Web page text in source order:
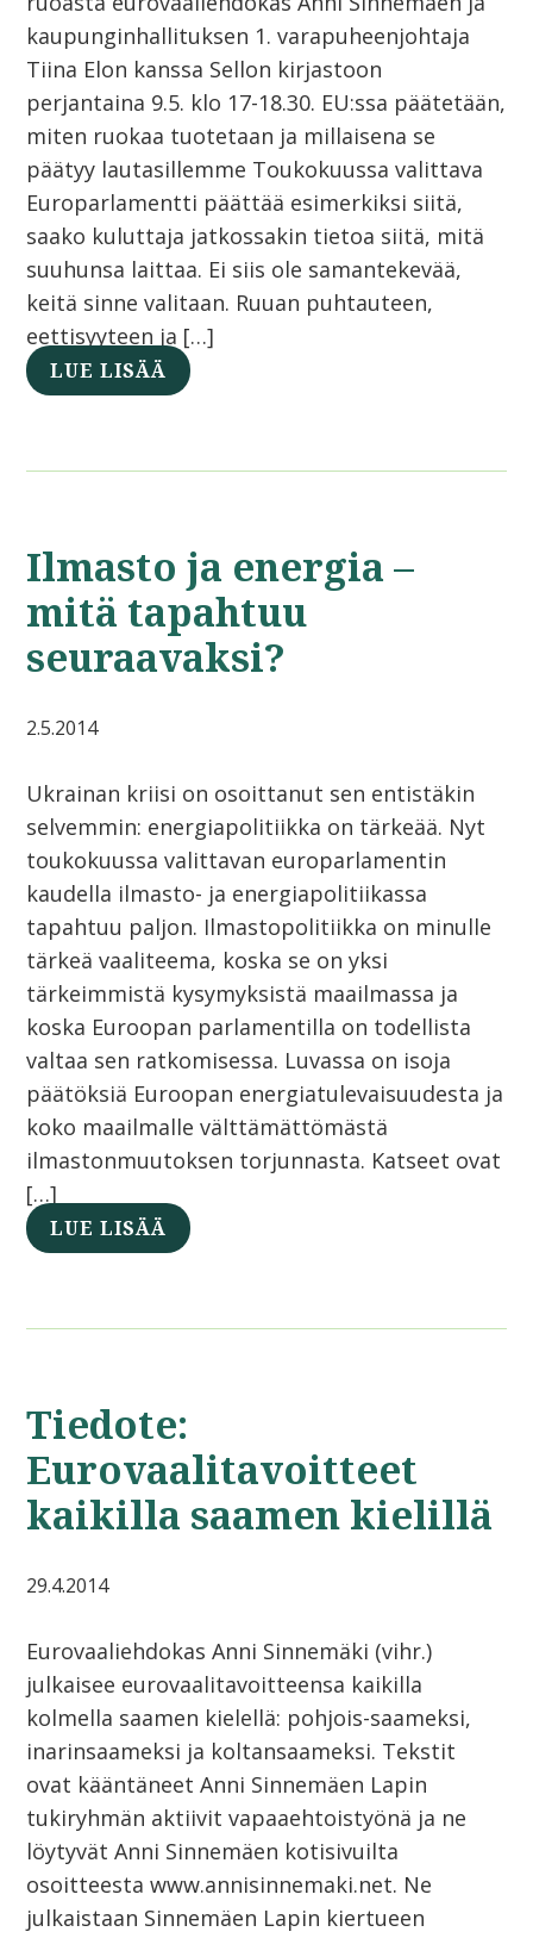
kaupunginhallituksen 1. varapuheenjohtaja
Tiina Elon kanssa Sellon kirjastoon
perjantaina 9.5. klo 17-18.30. EU:ssa päätetään,
miten ruokaa tuotetaan ja millaisena se
päätyy lautasillemme Toukokuussa valittava
Europarlamentti päättää esimerkiksi siitä,
saako kuluttaja jatkossakin tietoa siitä, mitä
suuhunsa laittaa. Ei siis ole samantekevää,
keitä sinne valitaan. Ruuan puhtauteen,
eettisyyteen ja […]
LUE LISÄÄ
Ilmasto ja energia –
mitä tapahtuu
seuraavaksi?
2.5.2014
Ukrainan kriisi on osoittanut sen entistäkin
selvemmin: energiapolitiikka on tärkeää. Nyt
toukokuussa valittavan europarlamentin
kaudella ilmasto- ja energiapolitiikassa
tapahtuu paljon. Ilmastopolitiikka on minulle
tärkeä vaaliteema, koska se on yksi
tärkeimmistä kysymyksistä maailmassa ja
koska Euroopan parlamentilla on todellista
valtaa sen ratkomisessa. Luvassa on isoja
päätöksiä Euroopan energiatulevaisuudesta ja
koko maailmalle välttämättömästä
ilmastonmuutoksen torjunnasta. Katseet ovat
[…]
LUE LISÄÄ
Tiedote:
Eurovaalitavoitteet
kaikilla saamen kielillä
29.4.2014
Eurovaaliehdokas Anni Sinnemäki (vihr.)
julkaisee eurovaalitavoitteensa kaikilla
kolmella saamen kielellä: pohjois-saameksi,
inarinsaameksi ja koltansaameksi. Tekstit
ovat kääntäneet Anni Sinnemäen Lapin
tukiryhmän aktiivit vapaaehtoistyönä ja ne
löytyvät Anni Sinnemäen kotisivuilta
osoitteesta www.annisinnemaki.net. Ne
julkaistaan Sinnemäen Lapin kiertueen